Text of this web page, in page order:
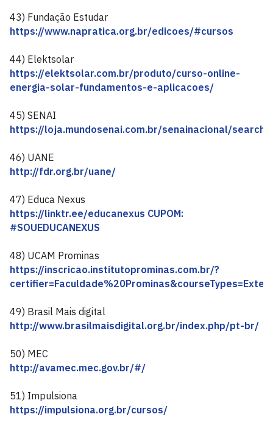
43) Fundação Estudar
https://www.napratica.org.br/edicoes/#cursos
44) Elektsolar
https://elektsolar.com.br/produto/curso-online-
energia-solar-fundamentos-e-aplicacoes/
45) SENAI
https://loja.mundosenai.com.br/senainacional/
46) UANE
http://fdr.org.br/uane/
47) Educa Nexus
https://linktr.ee/educanexus CUPOM:
#SOUEDUCANEXUS
48) UCAM Prominas
https://inscricao.institutoprominas.com.br/?
49) Brasil Mais digital
http://www.brasilmaisdigital.org.br/index.php/pt-br/
50) MEC
http://avamec.mec.gov.br/#/
51) Impulsiona
https://impulsiona.org.br/cursos/